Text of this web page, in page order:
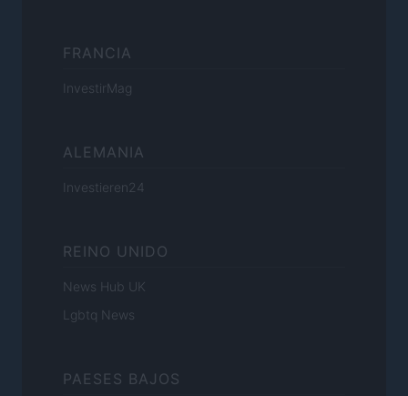
FRANCIA
InvestirMag
ALEMANIA
Investieren24
REINO UNIDO
News Hub UK
Lgbtq News
PAESES BAJOS